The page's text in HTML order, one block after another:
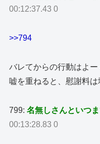
00:12:37.43 0
>>794
バレてからの行動はよー
嘘を重ねると、慰謝料は
799:名無しさんといつ
00:13:28.83 0